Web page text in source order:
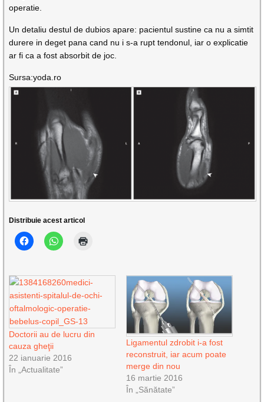
operatie.
Un detaliu destul de dubios apare: pacientul sustine ca nu a simtit
durere in deget pana cand nu i s-a rupt tendonul, iar o explicatie
ar fi ca a fost absorbit de joc.
Sursa:yoda.ro
Distribuie acest articol
Doctorii au de lucru din
cauza gheţii
22 ianuarie 2016
În „Actualitate”
Ligamentul zdrobit i-a fost
reconstruit, iar acum poate
merge din nou
16 martie 2016
În „Sănătate”